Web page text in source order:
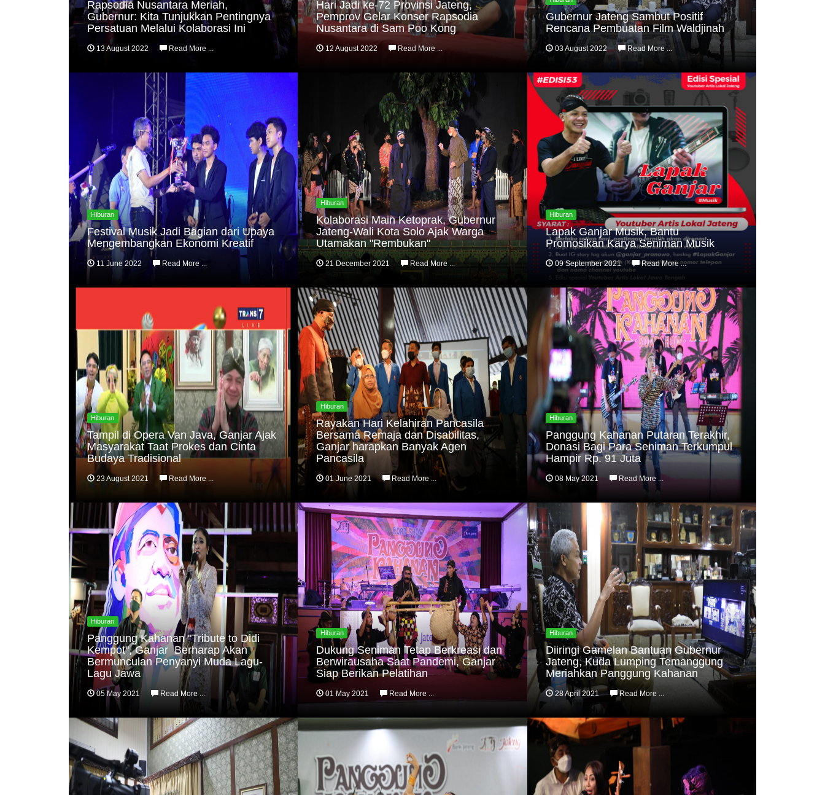
Rapsodia Nusantara Meriah,
Gubernur: Kita Tunjukkan Pentingnya
Persatuan Melalui Kolaborasi Ini
13 August 2022 Read More ...
Hari Jadi ke-72 Provinsi Jateng,
Pemprov Gelar Konser Rapsodia
Nusantara di Sam Poo Kong
12 August 2022 Read More ...
Gubernur Jateng Sambut Positif
Rencana Pembuatan Film Waldjinah
03 August 2022 Read More ...
Hiburan
Festival Musik Jadi Bagian dari Upaya
Mengembangkan Ekonomi Kreatif
11 June 2022 Read More ...
Hiburan
Kolaborasi Main Ketoprak, Gubernur
Jateng-Wali Kota Solo Ajak Warga
Utamakan "Rembukan"
21 December 2021 Read More ...
Hiburan
Lapak Ganjar Musik, Bantu
Promosikan Karya Seniman Musik
09 September 2021 Read More ...
Hiburan
Tampil di Opera Van Java, Ganjar Ajak
Masyarakat Taat Prokes dan Cinta
Budaya Tradisional
23 August 2021 Read More ...
Hiburan
Rayakan Hari Kelahiran Pancasila
Bersama Remaja dan Disabilitas,
Ganjar harapkan Banyak Agen
Pancasila
01 June 2021 Read More ...
Hiburan
Panggung Kahanan Putaran Terakhir,
Donasi Bagi Para Seniman Terkumpul
Hampir Rp. 91 Juta
08 May 2021 Read More ...
Hiburan
Panggung Kahanan "Tribute to Didi
Kempot", Ganjar Berharap Akan
Bermunculan Penyanyi Muda Lagu-
Lagu Jawa
05 May 2021 Read More ...
Hiburan
Dukung Seniman Tetap Berkreasi dan
Berwirausaha Saat Pandemi, Ganjar
Siap Berikan Pelatihan
01 May 2021 Read More ...
Hiburan
Diiringi Gamelan Bantuan Gubernur
Jateng, Kuda Lumping Temanggung
Meriahkan Panggung Kahanan
28 April 2021 Read More ...